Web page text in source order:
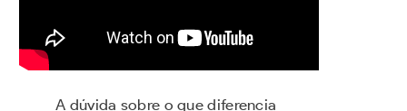
A dúvida sobre o que diferencia